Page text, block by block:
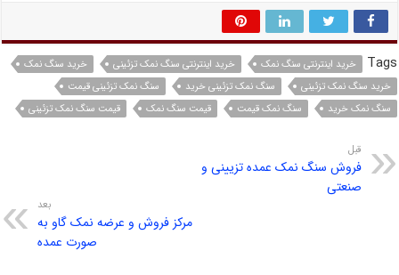
Tags خرید اینترنتی سنگ نمک خرید اینترنتی سنگ نمک تزئینی
خرید سنگ نمک
خرید سنگ نمک تزئینی
سنگ نمک تزئینی خرید
سنگ نمک تزئینی قیمت
سنگ نمک خرید
سنگ نمک قیمت قیمت سنگ نمک قیمت سنگ نمک تزئینی
قبل
فروش سنگ نمک عمده تزیینی و
صنعتی
بعد
مرکز فروش و عرضه نمک گاو به
صورت عمده